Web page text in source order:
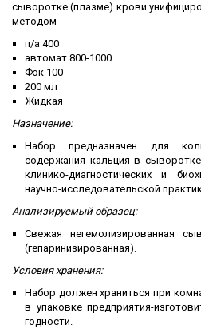
сыворотке (плазме) крови
методом
п/а 400
автомат 800-1000
Фэк 100
200 мл
Жидкая
Назначение:
Набор предназначен для
содержания кальция в
клинико-диагностических и
научно-исследовательской
Анализируемый образец:
Свежая негемолизированная
(гепаринизированная).
Условия хранения:
Набор должен храниться при
в упаковке предприятия-
годности.